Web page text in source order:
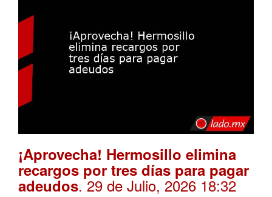
¡Aprovecha! Hermosillo elimina
recargos por tres días para pagar
adeudos. 29 de Julio, 2026 18:32